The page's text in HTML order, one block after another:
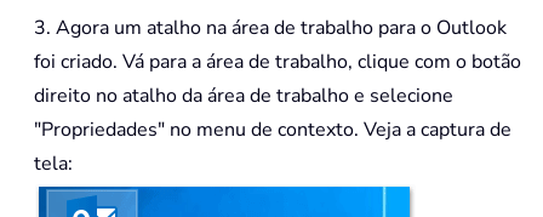
3. Agora um atalho na área de trabalho para o Outlook
foi criado. Vá para a área de trabalho, clique com o botão
direito no atalho da área de trabalho e selecione
"Propriedades" no menu de contexto. Veja a captura de
tela: